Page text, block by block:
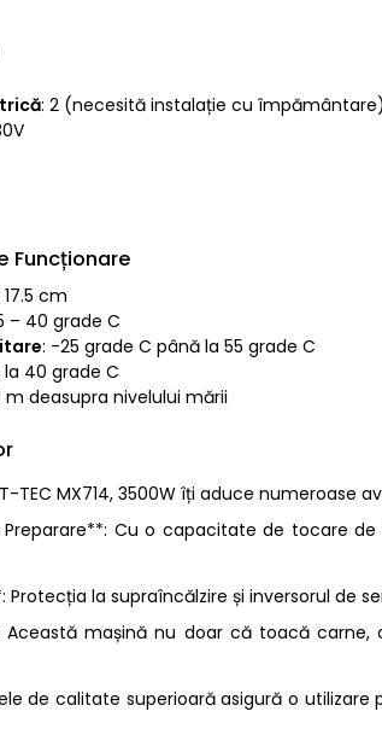
: 2 (necesită instalație cu împământare)
Funcționare
cm
– 40 grade C
: -25 grade C până la 55 grade C
la 40 grade C
m deasupra nivelului mării
TEC MX714, 3500W îți aduce numeroase
Preparare**: Cu o capacitate de tocare
Protecția la supraîncălzire și inversorul
mașină nu doar că toacă
de calitate superioară asigură o